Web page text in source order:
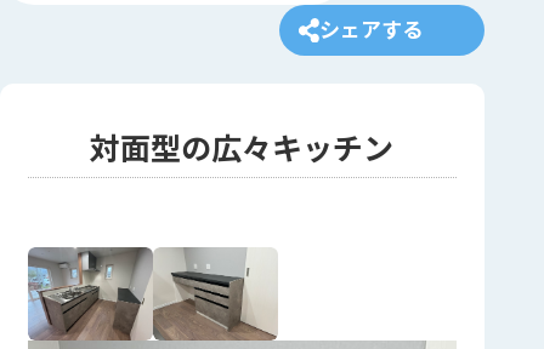
シェアする
対面型の広々キッチン